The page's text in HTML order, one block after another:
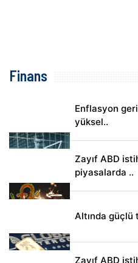
Finans
Enflasyon
yüksel..
Zayıf ABD
piyasalarda ..
Altında güçlü
Zayıf ABD